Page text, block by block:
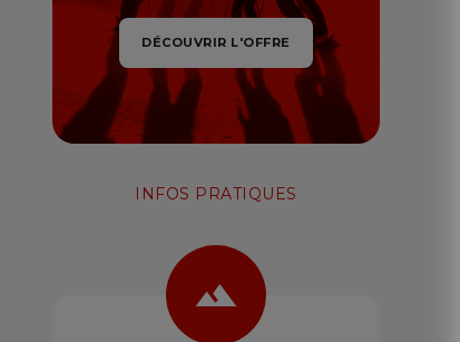
DÉCOUVRIR L'OFFRE
INFOS PRATIQUES
landscape